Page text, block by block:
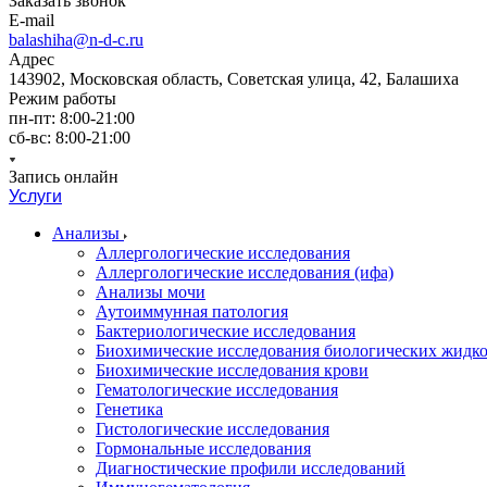
E-mail
balashiha@n-d-c.ru
Адрес
143902, Московская область, Советская улица, 42, Балашиха
Режим работы
пн-пт: 8:00-21:00
сб-вс: 8:00-21:00
Запись онлайн
Услуги
Анализы
Аллергологические исследования
Аллергологические исследования (ифа)
Анализы мочи
Аутоиммунная патология
Бактериологические исследования
Биохимические исследования биологических
Биохимические исследования крови
Гематологические исследования
Генетика
Гистологические исследования
Гормональные исследования
Диагностические профили исследований